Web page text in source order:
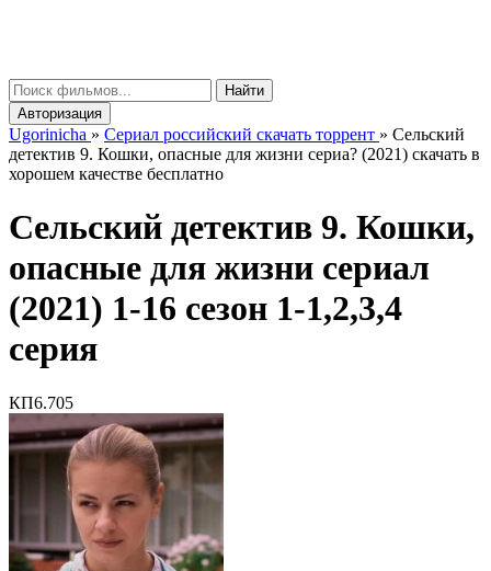
Найти
Авторизация
Ugorinicha » Сериал российский скачать торрент » Сельский
детектив 9. Кошки, опасные для жизни сериа? (2021) скачать в
хорошем качестве бесплатно
Сельский детектив 9. Кошки,
опасные для жизни сериал
(2021) 1-16 сезон 1-1,2,3,4
серия
КП6.705